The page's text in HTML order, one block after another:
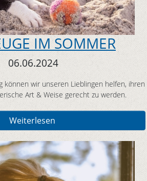
IM SOMMER
06.06.2024
können wir unseren Lieblingen helfen, ihren
Art & Weise gerecht zu werden.
Weiterlesen